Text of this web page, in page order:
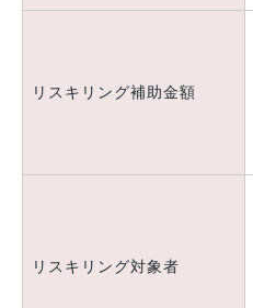
リスキリング補助金額
リスキリング対象者